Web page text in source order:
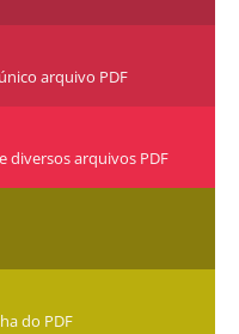
arquivo PDF
diversos arquivos PDF
do PDF